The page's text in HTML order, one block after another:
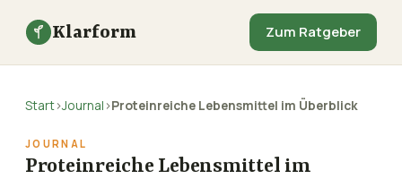
Klarform Zum Ratgeber
Start›Journal ›Proteinreiche Lebensmittel im Überblick
JOURNAL
Proteinreiche Lebensmittel im